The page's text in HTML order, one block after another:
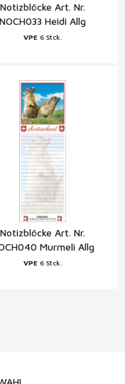
Notizblöcke Art. Nr.
NOCH033 Heidi Allg
Schweiz
VPE 6 Stck.
Notizblöcke Art. Nr.
Murmeli Allg
Schweiz
VPE 6 Stck.